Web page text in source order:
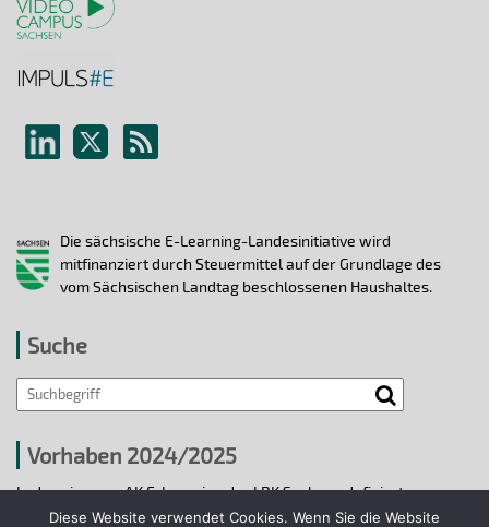
Die sächsische E-Learning-Landesinitiative wird
mitfinanziert durch Steuermittel auf der Grundlage des
vom Sächsischen Landtag beschlossenen Haushaltes.
Suche
Vorhaben 2024/2025
In den vier vom AK E-Learning der LRK Sachsen definierten
strategischen Handlungsfeldern 2024/25 wurden bis 31.12.2025
Diese Website verwendet Cookies. Wenn Sie die Website